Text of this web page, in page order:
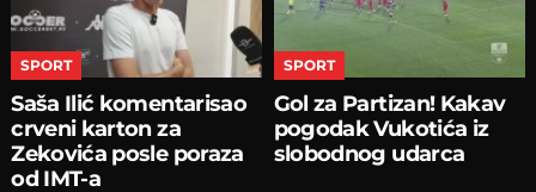
SPORT
Saša Ilić komentarisao
crveni karton za
Zekovića posle poraza
od IMT-a
SPORT
Gol za Partizan! Kakav
pogodak Vukotića iz
slobodnog udarca